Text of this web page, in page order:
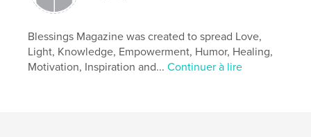
Blessings Magazine was created to spread Love,
Light, Knowledge, Empowerment, Humor, Healing,
Motivation, Inspiration and...Continuer à lire